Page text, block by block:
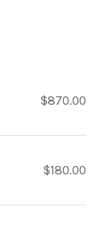
$870.00
$180.00